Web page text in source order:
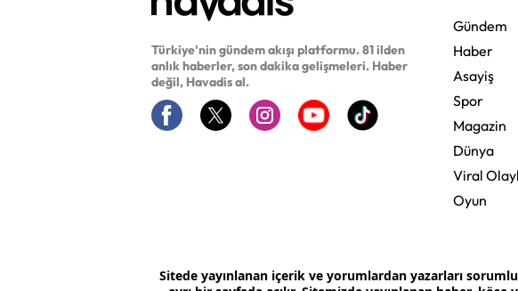
Türkiye'nin gündem akışı platformu. 81 ilden
anlık haberler, son dakika gelişmeleri. Haber
değil, Havadis al.
Gündem
Haber
Asayiş
Spor
Magazin
Dünya
Viral
Oyun
Sitede yayınlanan içerik ve yorumlardan yazarları